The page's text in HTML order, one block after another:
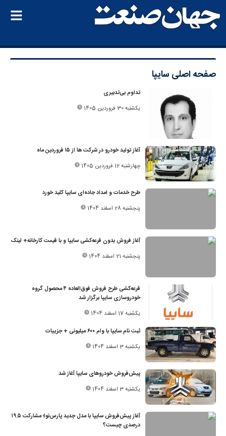
صفحه اصلی سایپا
تداوم بی‌تدبیری
یکشنبه 30 فروردین 1405
آغاز تولید خودرو در شرکت ها از ۱۵ فروردین ماه
چهارشنبه 12 فروردین 1405
طرح خدمات و امداد جاده‌ای سایپا کلید خورد
پنجشنبه 28 اسفند 1404
آغاز فروش بدون قرعه‌کشی سایپا و با قیمت کارخانه+ لینک
پنجشنبه 21 اسفند 1404
قرعه‌کشی طرح فروش فوق‌العاده ۴ محصول گروه
خودروسازی سایپا برگزار شد
یکشنبه 17 اسفند 1404
ثبت نام سایپا با وام ۶۰۰ میلیونی + جزییات
یکشنبه 3 اسفند 1404
پیش‌فروش خودروهای سایپا آغاز شد
یکشنبه 3 اسفند 1404
آغاز پیش‌فروش سایپا با مدل جدید پارس‌نوا؛ مشارکت ۱۹.۵
درصدی چیست؟